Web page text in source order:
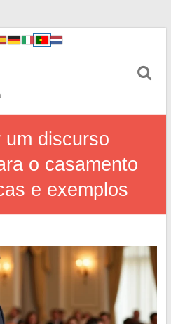
discurso
o casamento
e exemplos